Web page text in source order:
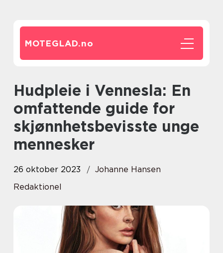
MOTEGLAD.no
Hudpleie i Vennesla: En
omfattende guide for
skjønnhetsbevisste unge
mennesker
26 oktober 2023
Johanne Hansen
Redaktionel